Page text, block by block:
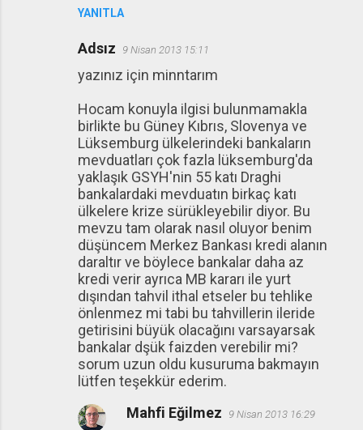
YANITLA
Adsız 9 Nisan 2013 15:11
yazınız için minntarım
Hocam konuyla ilgisi bulunmamakla
birlikte bu Güney Kıbrıs, Slovenya ve
Lüksemburg ülkelerindeki bankaların
mevduatları çok fazla lüksemburg'da
yaklaşık GSYH'nin 55 katı Draghi
bankalardaki mevduatın birkaç katı
ülkelere krize sürükleyebilir diyor. Bu
mevzu tam olarak nasıl oluyor benim
düşüncem Merkez Bankası kredi alanın
daraltır ve böylece bankalar daha az
kredi verir ayrıca MB kararı ile yurt
dışından tahvil ithal etseler bu tehlike
önlenmez mi tabi bu tahvillerin ileride
getirisini büyük olacağını varsayarsak
bankalar dşük faizden verebilir mi?
sorum uzun oldu kusuruma bakmayın
lütfen teşekkür ederim.
Mahfi Eğilmez 9 Nisan 2013 16:29